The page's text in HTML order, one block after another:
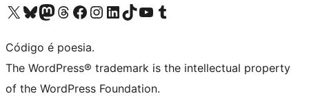
Acessar nossa conta do X (antigo Twitter)
Acessar nossa conta do Bluesky
Acessar nossa conta do Mastodon
Acessar nossa conta do Threads
Acessar nossa página do Facebook
Acessar nossa conta do Instagram
Acessar nossa conta do LinkedIn
Acessar nossa conta do TikTok
Acessar nosso canal do YouTube
Acessar nossa conta no Tumblr
Código é poesia.
The WordPress® trademark is the intellectual property
of the WordPress Foundation.